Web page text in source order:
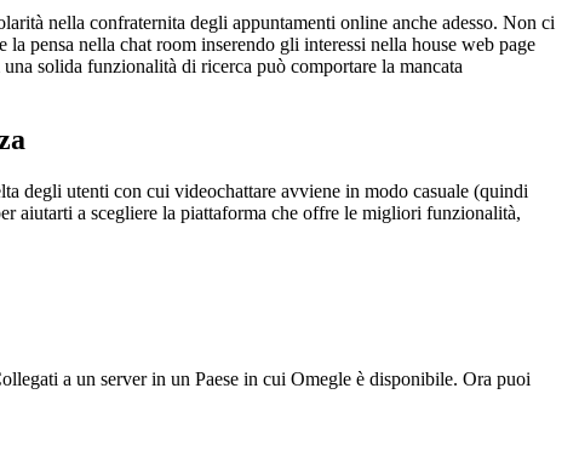
nella confraternita degli appuntamenti online anche adesso. Non ci
pensa nella chat room inserendo gli interessi nella house web page
solida funzionalità di ricerca può comportare la mancata
degli utenti con cui videochattare avviene in modo casuale (quindi
aiutarti a scegliere la piattaforma che offre le migliori funzionalità,
a un server in un Paese in cui Omegle è disponibile. Ora puoi